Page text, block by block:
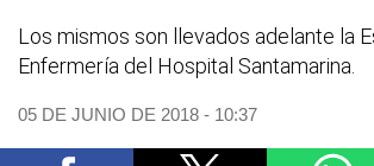
Los mismos son llevados adelante la
Enfermería del Hospital Santamarina.
05 DE JUNIO DE 2018 - 10:37